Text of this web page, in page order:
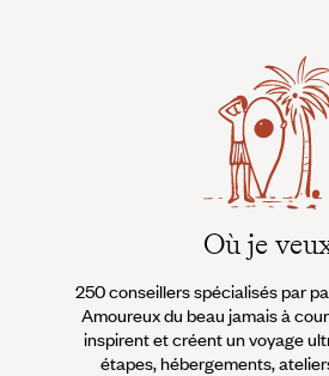
Où je
250 conseillers spécialisés par
Amoureux du beau jamais à
inspirent et créent un voyage
étapes, hébergements,